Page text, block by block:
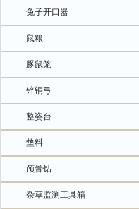
兔子开口器
鼠粮
豚鼠笼
锌铜弓
整姿台
垫料
颅骨钻
杂草监测工具箱